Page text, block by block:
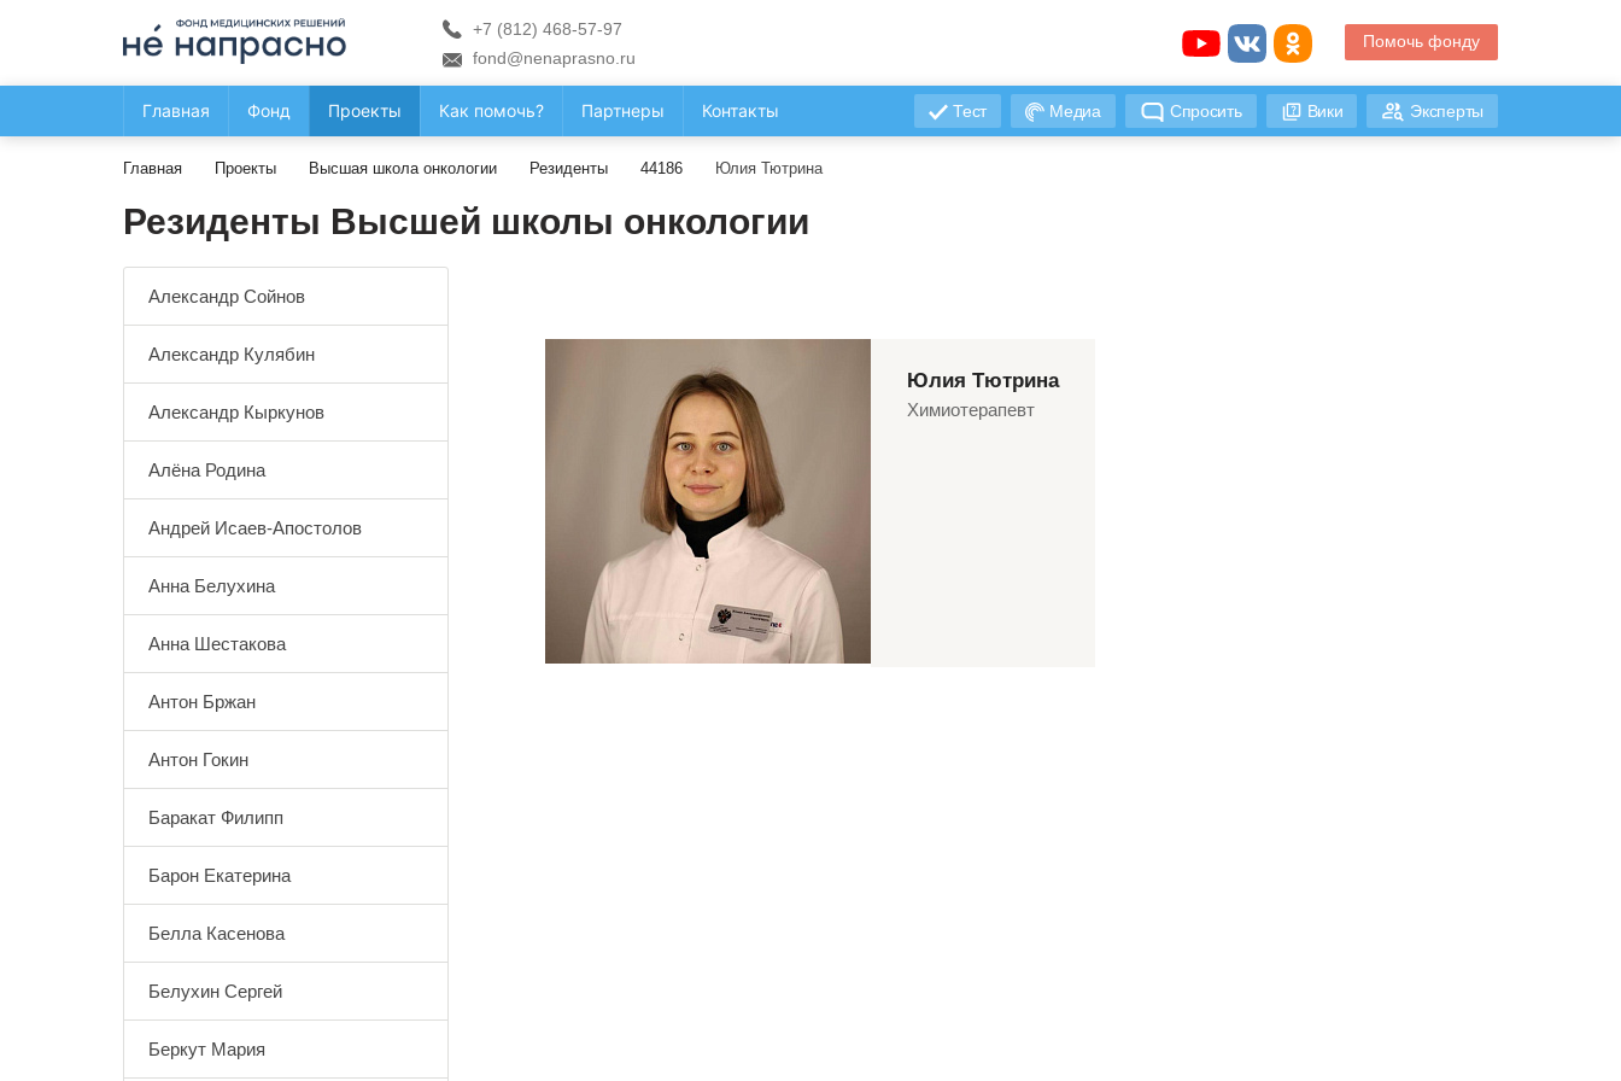
+7 (812) 468-57-97
fond@nenaprasno.ru
Помочь фонду
Главная Фонд Проекты Как помочь? Партнеры Контакты Тест Медиа Спросить Вики Эксперты
Главная Проекты Высшая школа онкологии Резиденты 44186 Юлия Тютрина
Резиденты Высшей школы онкологии
Александр Сойнов
Александр Кулябин
Александр Кыркунов
Алёна Родина
Андрей Исаев-Апостолов
Анна Белухина
Анна Шестакова
Антон Бржан
Антон Гокин
Баракат Филипп
Барон Екатерина
Белла Касенова
Белухин Сергей
Беркут Мария
Юлия Тютрина
Химиотерапевт